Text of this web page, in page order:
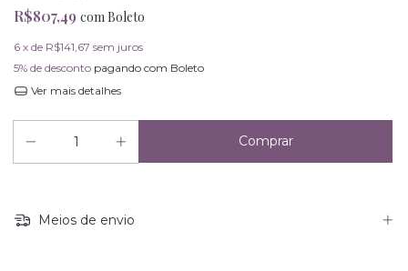
R$807,49 comBoleto
6 x de R$141,67 sem juros
5% de desconto pagando com Boleto
Ver mais detalhes
Meios de envio